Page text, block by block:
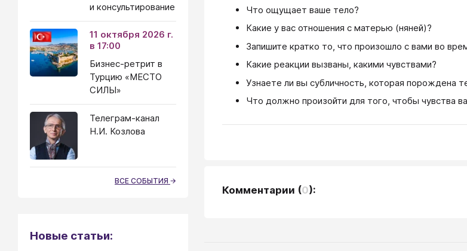
Что ощущает ваше тело?
Какие у вас отношения с матерью (няней)?
Запишите кратко то, что произошло с вами во
Какие реакции вызваны, какими чувствами?
Узнаете ли вы субличность, которая порождена
Что должно произойти для того, чтобы чувства
Комментарии (0):
и консультирование
11 октября 2026 г.
в 17:00
Бизнес-ретрит в
Турцию «МЕСТО
СИЛЫ»
Телеграм-канал
Н.И. Козлова
ВСЕ СОБЫТИЯ
Новые статьи: